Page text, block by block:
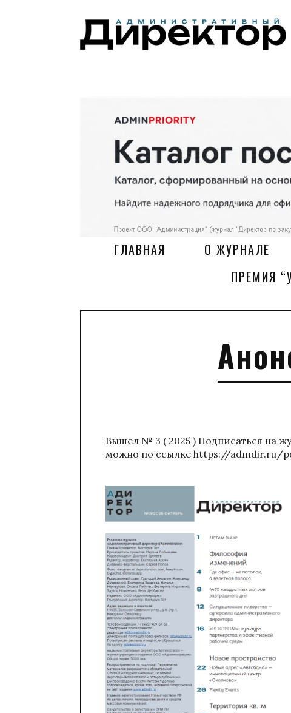
ГЛАВНАЯ О ЖУРНАЛЕ
ПРЕМИЯ
Вышел № 3 ( 2025 ) Подписаться на
можно по ссылке https://admdir.ru/